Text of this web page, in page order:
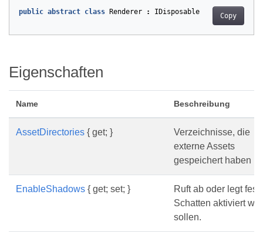
Copy
public abstract class Renderer : IDisposable
Eigenschaften
Name Beschreibung
AssetDirectories { get; }
Verzeichnisse, die
externe Assets
gespeichert haben
EnableShadows { get; set; }
Ruft ab oder legt
Schatten aktiviert
sollen.